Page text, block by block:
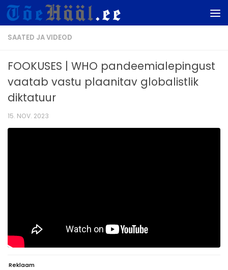
Skip to content
SAATED JA VIDEOD
FOOKUSES | WHO pandeemialepingust
vaatab vastu plaanitav globalistlik
diktatuur
15. NOV. 2023
Reklaam